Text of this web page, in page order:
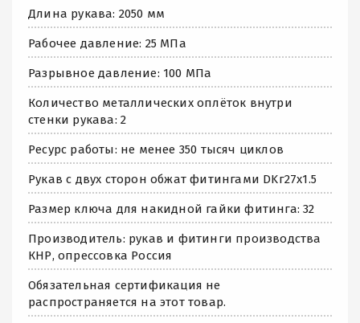
Длина рукава: 2050 мм
Рабочее давление: 25 МПа
Разрывное давление: 100 МПа
Количество металлических оплёток внутри
стенки рукава: 2
Ресурс работы: не менее 350 тысяч циклов
Рукав с двух сторон обжат фитингами DKг27х1.5
Размер ключа для накидной гайки фитинга: 32
Производитель: рукав и фитинги производства
КНР, опрессовка Россия
Обязательная сертификация не
распространяется на этот товар.